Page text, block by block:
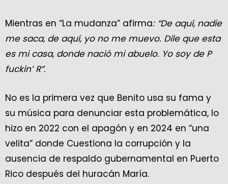
Mientras en “La mudanza” afirma: “De aquí, nadie
me saca, de aquí, yo no me muevo. Dile que esta
es mi casa, donde nació mi abuelo. Yo soy de P
fuckin’ R”.
No es la primera vez que Benito usa su fama y
su música para denunciar esta problemática, lo
hizo en 2022 con el apagón y en 2024 en “una
velita” donde Cuestiona la corrupción y la
ausencia de respaldo gubernamental en Puerto
Rico después del huracán María.